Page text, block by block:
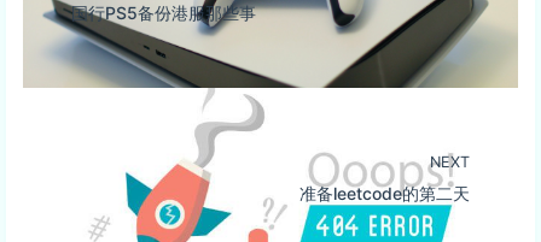
国行PS5备份港服那些事
NEXT
准备leetcode的第二天